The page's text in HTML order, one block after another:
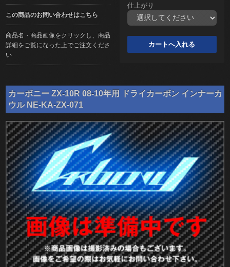
この商品のお問い合わせはこちら
商品名・商品画像をクリックし、商品
詳細をご覧になった上でご注文くださ
い
仕上がり
カーボニー ZX-10R 08-10年用 ドライカーボン インナーカ
ウル NE-KA-ZX-071